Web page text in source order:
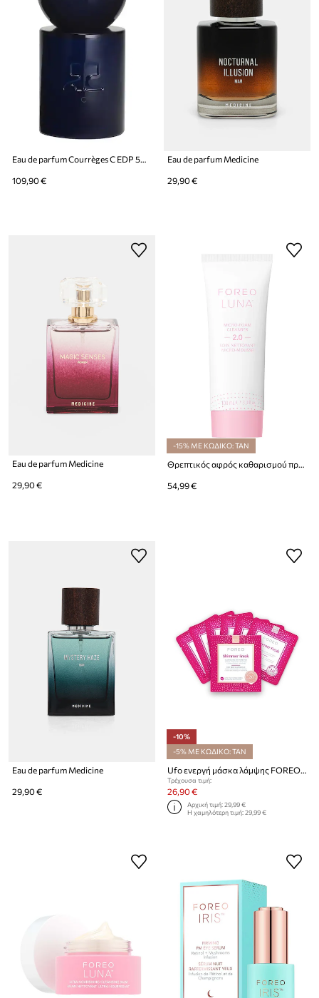
109,90 €
Eau de parfum Medicine
29,90 €
Eau de parfum Medicine
29,90 €
-15% ΜΕ ΚΩΔΙΚΟ: TAN
Θρεπτικός αφρός καθαρισμού προσώπου FOREO LUNA Micro-Foam Cleanser 2.0 100ml GL
54,99 €
Eau de parfum Medicine
29,90 €
-10%
-5% ΜΕ ΚΩΔΙΚΟ: TAN
Ufo ενεργή μάσκα λάμψης FOREO UFO Masks Shimmer Freak 2.0 6-pack
Τρέχουσα τιμή:
26,90 €
Αρχική τιμή:29,99 €
Η χαμηλότερη τιμή:29,99 €